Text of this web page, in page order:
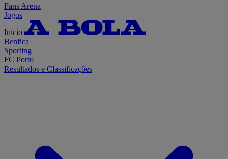
Fans Arena
Jogos
Início
Benfica
Sporting
FC Porto
Resultados e Classificações